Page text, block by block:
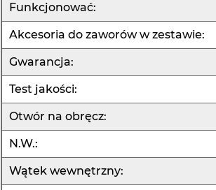
Funkcjonować:
Akcesoria do zaworów w zestawie:
Gwarancja:
Test jakości:
Otwór na obręcz:
N.W.:
Wątek wewnętrzny: